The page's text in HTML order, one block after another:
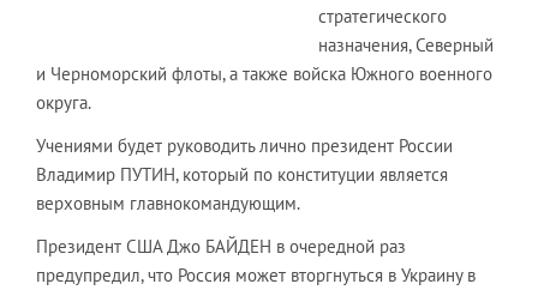
стратегического
назначения, Северный
и Черноморский флоты, а также войска Южного военного
округа.
Учениями будет руководить лично президент России
Владимир ПУТИН, который по конституции является
верховным главнокомандующим.
Президент США Джо БАЙДЕН в очередной раз
предупредил, что Россия может вторгнуться в Украину в